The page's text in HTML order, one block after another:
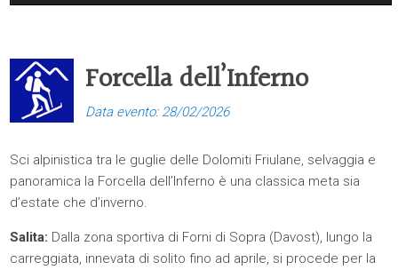
Forcella dell’Inferno
Data evento: 28/02/2026
Sci alpinistica tra le guglie delle Dolomiti Friulane, selvaggia e
panoramica la Forcella dell’Inferno è una classica meta sia
d’estate che d’inverno.
Salita: Dalla zona sportiva di Forni di Sopra (Davost), lungo la
carreggiata, innevata di solito fino ad aprile, si procede per la